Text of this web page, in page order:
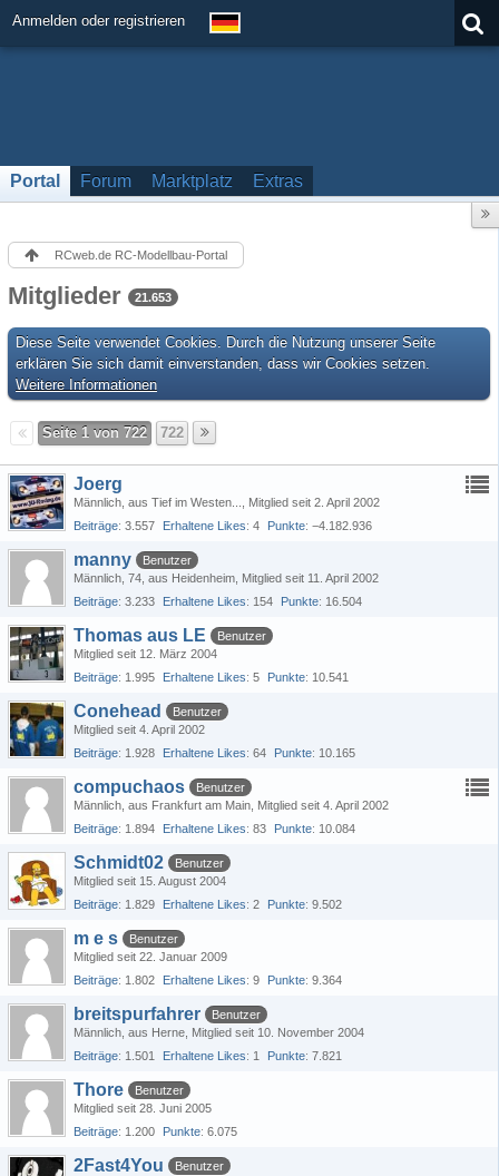
Anmelden oder registrieren
Portal Forum Marktplatz Extras
RCweb.de RC-Modellbau-Portal
Mitglieder 21.653
Diese Seite verwendet Cookies. Durch die Nutzung unserer Seite
erklären Sie sich damit einverstanden, dass wir Cookies setzen.
Weitere Informationen
Seite 1 von 722 722
Joerg
Männlich aus Tief im Westen...
Mitglied seit 2. April 2002
Beiträge 3.557 Erhaltene Likes 4 Punkte −4.182.936
manny
Benutzer
Männlich 74 aus Heidenheim Mitglied seit 11. April 2002
Beiträge 3.233 Erhaltene Likes 154 Punkte 16.504
Thomas aus LE
Benutzer
Mitglied seit 12. März 2004
Beiträge 1.995 Erhaltene Likes 5 Punkte 10.541
Conehead
Benutzer
Mitglied seit 4. April 2002
Beiträge 1.928 Erhaltene Likes 64 Punkte 10.165
compuchaos
Benutzer
Männlich aus Frankfurt am Main Mitglied seit 4. April 2002
Beiträge 1.894 Erhaltene Likes 83 Punkte 10.084
Schmidt02
Benutzer
Mitglied seit 15. August 2004
Beiträge 1.829 Erhaltene Likes 2 Punkte 9.502
m e s
Benutzer
Mitglied seit 22. Januar 2009
Beiträge 1.802 Erhaltene Likes 9 Punkte 9.364
breitspurfahrer
Benutzer
Männlich aus Herne Mitglied seit 10. November 2004
Beiträge 1.501 Erhaltene Likes 1 Punkte 7.821
Thore
Benutzer
Mitglied seit 28. Juni 2005
Beiträge 1.200 Punkte 6.075
2Fast4You
Benutzer